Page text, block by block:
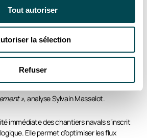
Tout autoriser
la sélection
Refuser
jusqu’ici être huilés et protégés pour
en environnement salin.
une nef dédiée au stockage intérieur,
« Ces exigences spécifiques
progressivement enfermés dans une
», analyse Sylvain Masselot.
immédiate des chantiers navals s’inscrit
Elle permet d’optimiser les flux